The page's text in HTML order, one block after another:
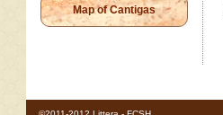
Map of Cantigas